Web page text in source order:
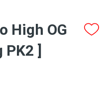
High OG
PK2 ]